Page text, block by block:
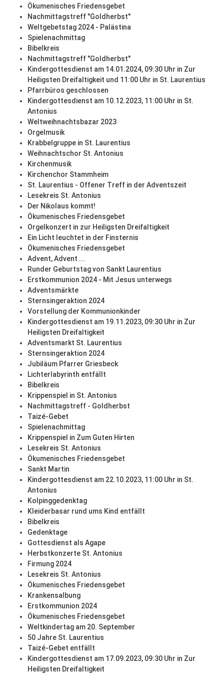
Ökumenisches Friedensgebet
Nachmittagstreff "Goldherbst"
Weltgebetstag 2024 - Palästina
Spielenachmittag
Bibelkreis
Nachmittagstreff "Goldherbst"
Kindergottesdienst am 14.01.2024, 09:30 Uhr in Zur
Heiligsten Dreifaltigkeit und 11:00 Uhr in St. Laurentius
Pfarrbüros geschlossen
Kindergottesdienst am 10.12.2023, 11:00 Uhr in St.
Antonius
Weltweihnachtsbazar 2023
Orgelmusik
Krabbelgruppe in St. Laurentius
Weihnachtschor St. Antonius
Kirchenmusik
Kirchenchor Stammheim
St. Laurentius - Offener Treff in der Adventszeit
Lesekreis St. Antonius
Der Nikolaus kommt!
Ökumenisches Friedensgebet
Orgelkonzert in zur Heiligsten Dreifaltigkeit
Ein Licht leuchtet in der Finsternis
Ökumenisches Friedensgebet
Advent, Advent ...
Runder Geburtstag von Sankt Laurentius
Erstkommunion 2024 - Mit Jesus unterwegs
Adventsmärkte
Sternsingeraktion 2024
Vorstellung der Kommunionkinder
Kindergottesdienst am 19.11.2023, 09:30 Uhr in Zur
Heiligsten Dreifaltigkeit
Adventsmarkt St. Laurentius
Sternsingeraktion 2024
Jubiläum Pfarrer Griesbeck
Lichterlabyrinth entfällt
Bibelkreis
Krippenspiel in St. Antonius
Nachmittagstreff - Goldherbst
Taizé-Gebet
Spielenachmittag
Krippenspiel in Zum Guten Hirten
Lesekreis St. Antonius
Ökumenisches Friedensgebet
Sankt Martin
Kindergottesdienst am 22.10.2023, 11:00 Uhr in St.
Antonius
Kolpinggedenktag
Kleiderbasar rund ums Kind entfällt
Bibelkreis
Gedenktage
Gottesdienst als Agape
Herbstkonzerte St. Antonius
Firmung 2024
Lesekreis St. Antonius
Ökumenisches Friedensgebet
Krankensalbung
Erstkommunion 2024
Ökumenisches Friedensgebet
Weltkindertag am 20. September
50 Jahre St. Laurentius
Taizé-Gebet entfällt
Kindergottesdienst am 17.09.2023, 09:30 Uhr in Zur
Heiligsten Dreifaltigkeit